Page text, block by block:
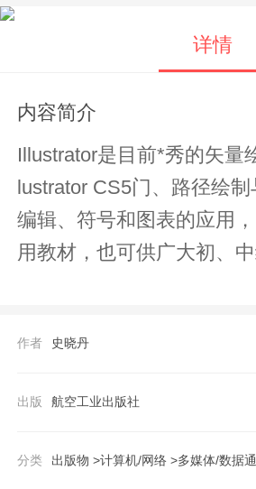
详情
内容简介
Illustrator是目前*秀的矢量
lustrator CS5门、路径绘
编辑、符号和图表的应用
用教材，也可供广大初、
作者 史晓丹
出版 航空工业出版社
分类 出版物 >计算机/网络 >多媒体/数据